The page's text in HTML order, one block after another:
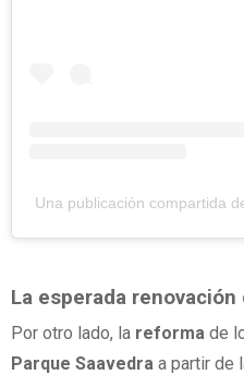
Una publicación compartida
La esperada
Por otro lado, la reforma de
Parque Saavedra a partir de